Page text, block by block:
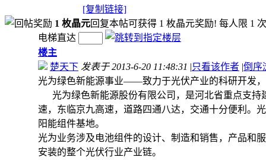
[复制链接]
1 枚晶元回复本帖可获得 1 枚晶元奖励! 每人限 1 次
电梯直达
楼主
楚天下 发表于 2013-6-20 11:48:31 |只看该作者 |倒序
光为绿色新能源事业——致力于光伏产业的科研开发
光为绿色新能源股份有限公司，是河北省重点支持
速，东临京九高速，道路四通八达，交通十分便利。
阳能组件基地。
光为业务涉及电池组件的设计、制造和销售，产品和
安装的整个光伏行业产业链。